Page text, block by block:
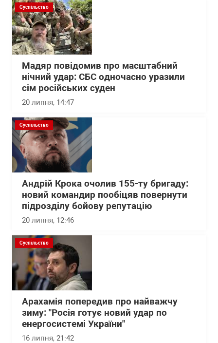
Суспільство
Мадяр повідомив про масштабний
нічний удар: СБС одночасно уразили
сім російських суден
20 липня, 14:47
Суспільство
Андрій Крока очолив 155-ту бригаду:
новий командир пообіцяв повернути
підрозділу бойову репутацію
20 липня, 12:46
Суспільство
Арахамія попередив про найважчу
зиму: "Росія готує новий удар по
енергосистемі України"
16 липня, 21:42